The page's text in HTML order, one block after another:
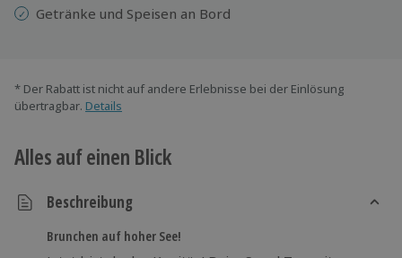
Getränke und Speisen an Bord
* Der Rabatt ist nicht auf andere Erlebnisse bei der Einlösung
übertragbar. Details
Alles auf einen Blick
Beschreibung
Brunchen auf hoher See!